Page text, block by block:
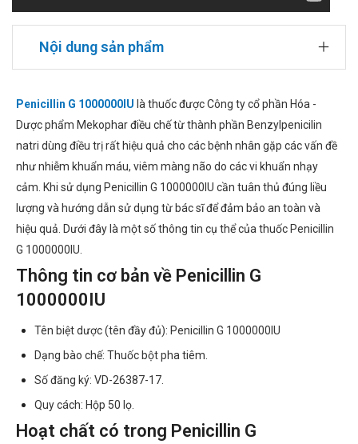
Nội dung sản phẩm
Penicillin G 1000000IU là thuốc được Công ty cổ phần Hóa -
Dược phẩm Mekophar điều chế từ thành phần Benzylpenicilin
natri dùng điều trị rất hiệu quả cho các bệnh nhân gặp các vấn đề
như nhiễm khuẩn máu, viêm màng não do các vi khuẩn nhạy
cảm. Khi sử dụng Penicillin G 1000000IU cần tuân thủ đúng liều
lượng và hướng dẫn sử dụng từ bác sĩ để đảm bảo an toàn và
hiệu quả. Dưới đây là một số thông tin cụ thể của thuốc Penicillin
G 1000000IU.
Thông tin cơ bản về Penicillin G
1000000IU
Tên biệt dược (tên đầy đủ): Penicillin G 1000000IU
Dạng bào chế: Thuốc bột pha tiêm.
Số đăng ký: VD-26387-17.
Quy cách: Hộp 50 lọ.
Hoạt chất có trong Penicillin G